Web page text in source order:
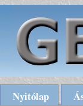
Nyitólap